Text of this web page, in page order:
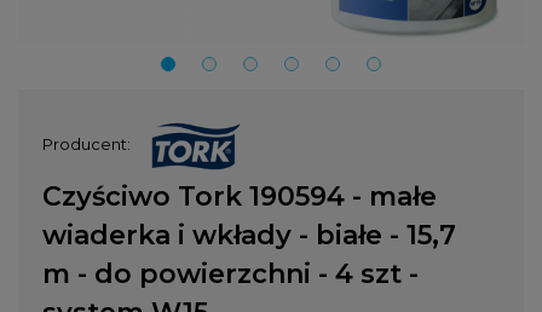
Producent:
Czyściwo Tork 190594 - małe
wiaderka i wkłady - białe - 15,7
m - do powierzchni - 4 szt -